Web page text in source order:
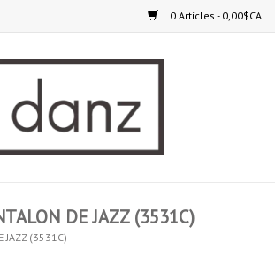
0 Articles - 0,00$CA
DE JAZZ (3531C)
JAZZ (3531C)